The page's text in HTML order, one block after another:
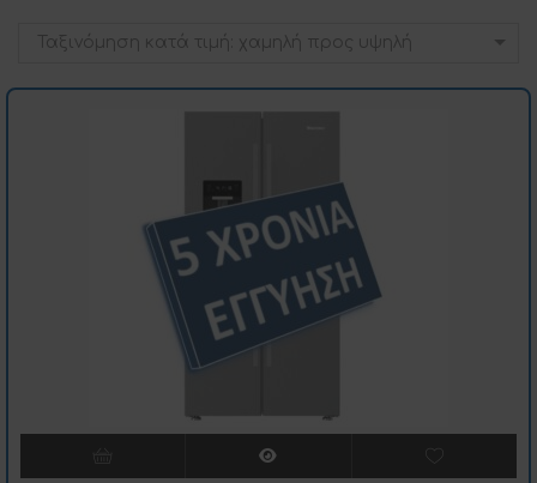
Ταξινόμηση κατά τιμή: χαμηλή προς υψηλή